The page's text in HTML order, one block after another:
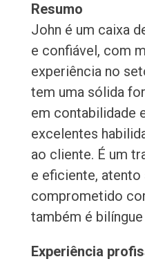
Resumo
John é um caixa
e confiável, com
experiência no
tem uma sólida
em contabilidade
excelentes
ao cliente. É um
e eficiente, atento
comprometido
também é
Experiência